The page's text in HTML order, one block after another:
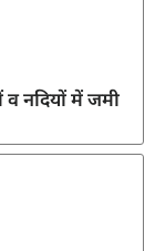
नदियों में जमी